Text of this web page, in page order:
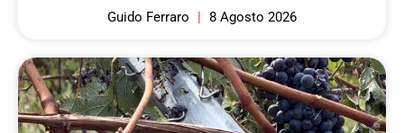
Guido Ferraro 8 Agosto 2026